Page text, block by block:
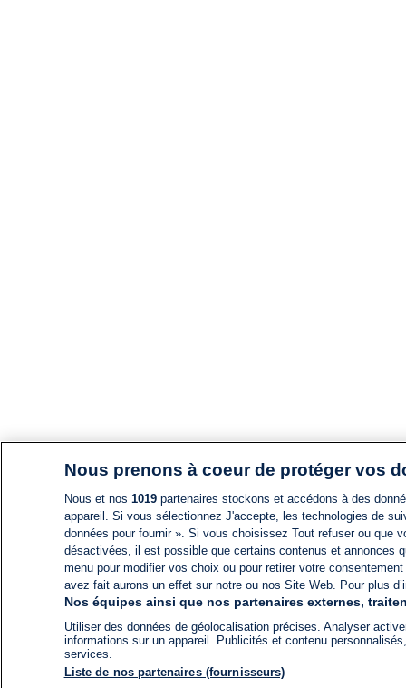
Nous prenons à coeur de protéger vos
Nous et nos 1019partenaires stockons et accédons à des
appareil. Si vous sélectionnez J'accepte, les technologies de
données pour fournir ». Si vous choisissez Tout refuser ou
désactivées, il est possible que certains contenus et annonces
menu pour modifier vos choix ou pour retirer votre
avez fait aurons un effet sur notre ou nos Site Web. Pour plus
Nos équipes ainsi que nos partenaires externes,
Utiliser des données de géolocalisation précises. Analyser
informations sur un appareil. Publicités et contenu
services.
Liste de nos partenaires (fournisseurs)